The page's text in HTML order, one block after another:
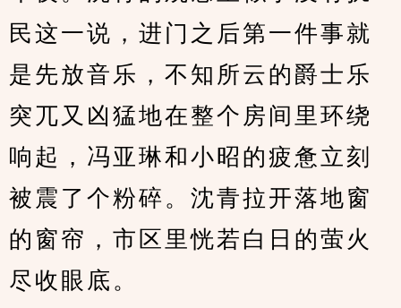
民这一说，进门之后第一件事就
是先放音乐，不知所云的爵士乐
突兀又凶猛地在整个房间里环绕
响起，冯亚琳和小昭的疲惫立刻
被震了个粉碎。沈青拉开落地窗
的窗帘，市区里恍若白日的萤火
尽收眼底。